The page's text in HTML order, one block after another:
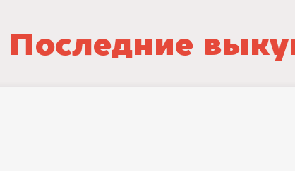
Последние